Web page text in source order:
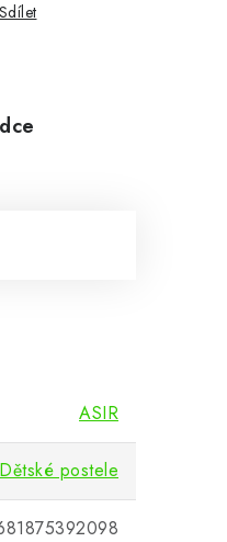
Sdílet
ASIR
Dětské postele